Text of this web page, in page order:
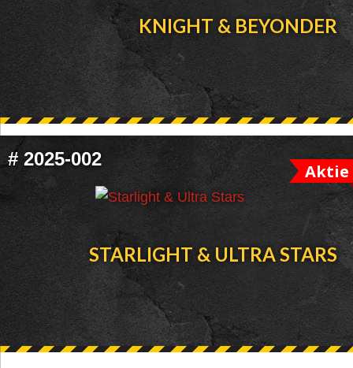
KNIGHT & BEYONDER
# 2025-002
Aktie
STARLIGHT & ULTRA STARS